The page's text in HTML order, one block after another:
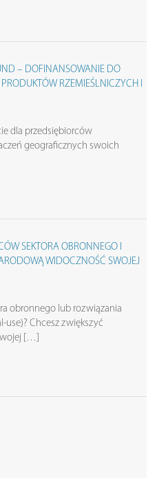
– DOFINANSOWANIE DO
RZEMIEŚLNICZYCH I
dla przedsiębiorców
geograficznych swoich
SEKTORA OBRONNEGO I
WIDOCZNOŚĆ SWOJEJ
obronnego lub rozwiązania
Chcesz zwiększyć
[…]